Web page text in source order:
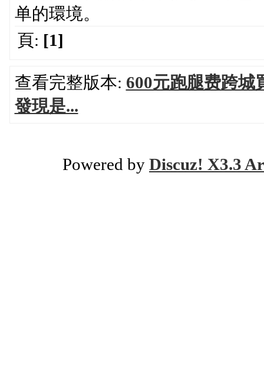
单的環境。
頁: [1]
查看完整版本: 600元跑腿费跨城
發現是...
Powered by Discuz! X3.3